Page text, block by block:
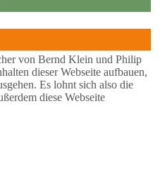
von Bernd Klein und Philip
dieser Webseite aufbauen,
Es lohnt sich also die
diese Webseite